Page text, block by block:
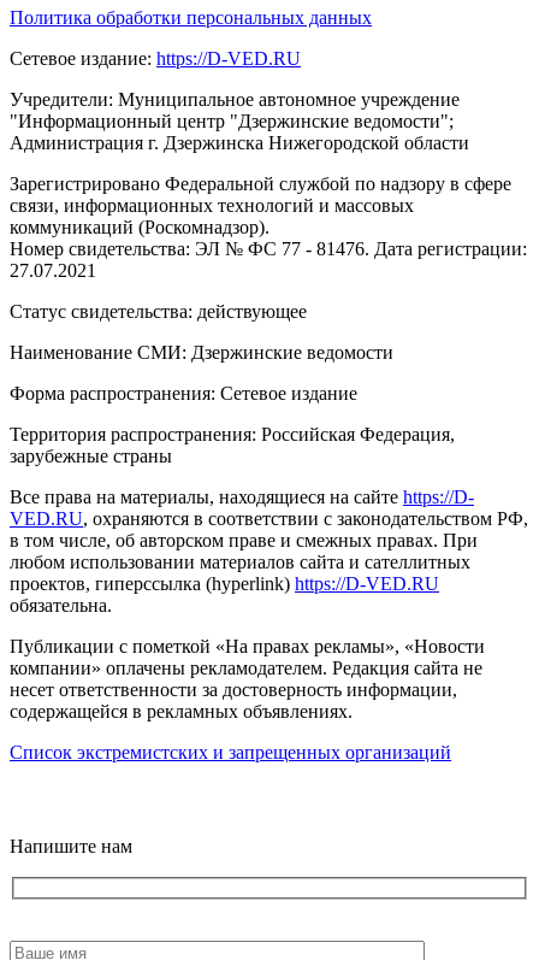
Политика обработки персональных данных
Сетевое издание: https://D-VED.RU
Учредители: Муниципальное автономное учреждение
"Информационный центр "Дзержинские ведомости";
Администрация г. Дзержинска Нижегородской области
Зарегистрировано Федеральной службой по надзору в сфере
связи, информационных технологий и массовых
коммуникаций (Роскомнадзор).
Номер свидетельства: ЭЛ № ФС 77 - 81476. Дата регистрации:
27.07.2021
Статус свидетельства: действующее
Наименование СМИ: Дзержинские ведомости
Форма распространения: Сетевое издание
Территория распространения: Российская Федерация,
зарубежные страны
Все права на материалы, находящиеся на сайте https://D-
VED.RU, охраняются в соответствии с законодательством РФ,
в том числе, об авторском праве и смежных правах. При
любом использовании материалов сайта и сателлитных
проектов, гиперссылка (hyperlink) https://D-VED.RU
обязательна.
Публикации с пометкой «На правах рекламы», «Новости
компании» оплачены рекламодателем. Редакция сайта не
несет ответственности за достоверность информации,
содержащейся в рекламных объявлениях.
Список экстремистских и запрещенных организаций
Напишите нам